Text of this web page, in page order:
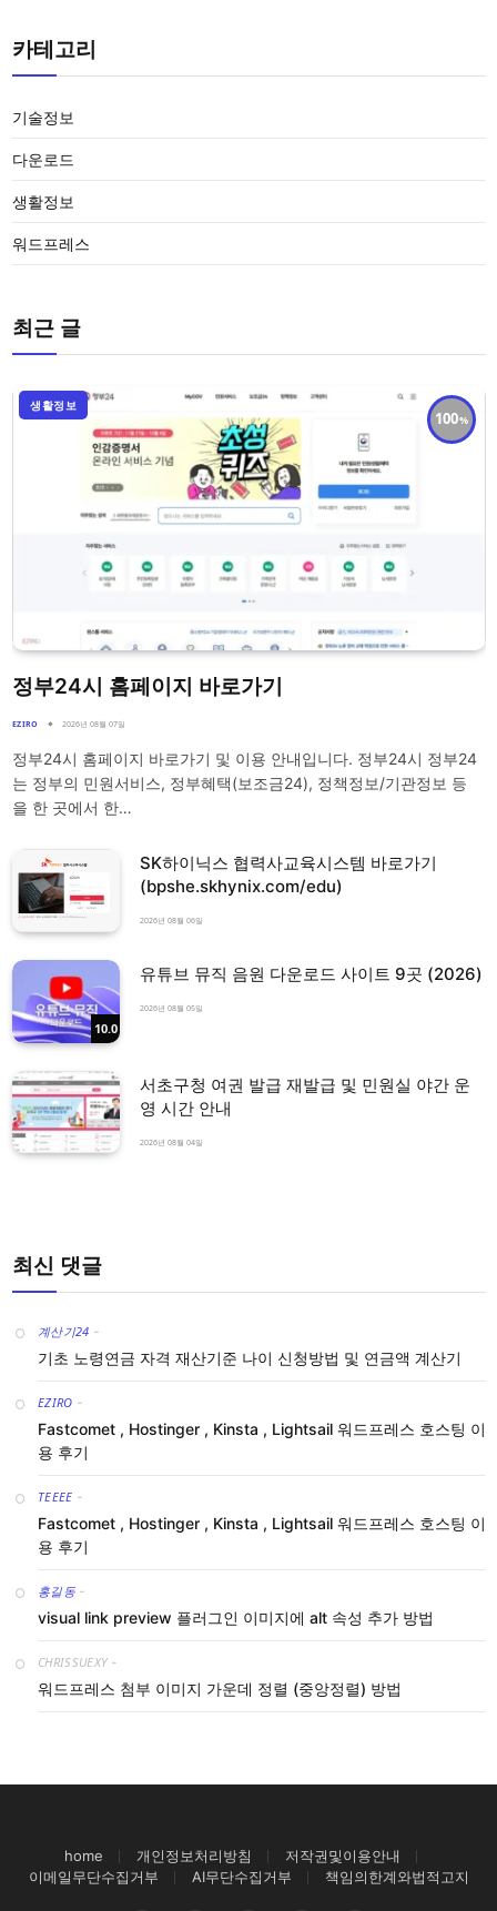
카테고리
기술정보
다운로드
생활정보
워드프레스
최근 글
100
생활정보
정부24시 홈페이지 바로가기
EZIRO 2026년 08월 07일
정부24시 홈페이지 바로가기 및 이용 안내입니다. 정부24시 정부24
는 정부의 민원서비스, 정부혜택(보조금24), 정책정보/기관정보 등
을 한 곳에서 한…
SK하이닉스 협력사교육시스템 바로가기
(bpshe.skhynix.com/edu)
2026년 08월 06일
10.0
유튜브 뮤직 음원 다운로드 사이트 9곳 (2026)
2026년 08월 05일
서초구청 여권 발급 재발급 및 민원실 야간 운
영 시간 안내
2026년 08월 04일
최신 댓글
계산기24 -
기초 노령연금 자격 재산기준 나이 신청방법 및 연금액 계산기
EZIRO -
Fastcomet , Hostinger , Kinsta , Lightsail 워드프레스 호스팅 이
용 후기
TEEEE -
Fastcomet , Hostinger , Kinsta , Lightsail 워드프레스 호스팅 이
용 후기
홍길동 -
visual link preview 플러그인 이미지에 alt 속성 추가 방법
CHRISSUEXY -
워드프레스 첨부 이미지 가운데 정렬 (중앙정렬) 방법
home 개인정보처리방침
저작권및이용안내
이메일무단수집거부
AI무단수집거부 책임의한계와법적고지